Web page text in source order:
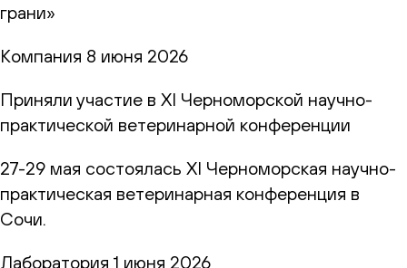
грани»
Компания 8 июня 2026
Приняли участие в XI Черноморской научно-
практической ветеринарной конференции
27-29 мая состоялась XI Черноморская научно-
практическая ветеринарная конференция в
Сочи.
Лаборатория 1 июня 2026